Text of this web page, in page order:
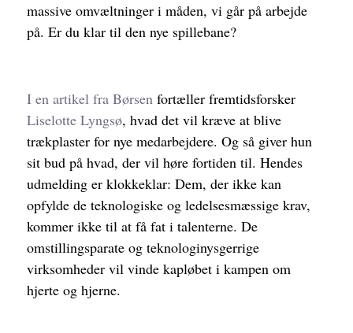
massive omvæltninger i måden, vi går på arbejde
på. Er du klar til den nye spillebane?
I en artikel fra Børsenfortæller fremtidsforsker
Liselotte Lyngsø, hvad det vil kræve at blive
trækplaster for nye medarbejdere. Og så giver hun
sit bud på hvad, der vil høre fortiden til. Hendes
udmelding er klokkeklar: Dem, der ikke kan
opfylde de teknologiske og ledelsesmæssige krav,
kommer ikke til at få fat i talenterne. De
omstillingsparate og teknologinysgerrige
virksomheder vil vinde kapløbet i kampen om
hjerte og hjerne.